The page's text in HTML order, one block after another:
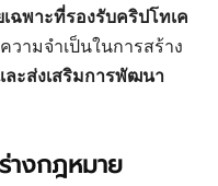
ฉพาะที่รองรับคริปโทเค
วามจำเป็นในการสร้าง
ละส่งเสริมการพัฒนา
างกฎหมาย